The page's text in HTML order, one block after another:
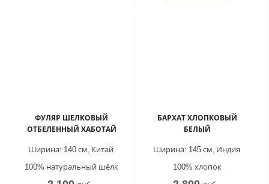
ФУЛЯР ШЕЛКОВЫЙ
ОТБЕЛЕННЫЙ ХАБОТАЙ
Китай
Ширина: 140 см,
100% натуральный шёлк
БАРХАТ ХЛОПКОВЫЙ
БЕЛЫЙ
Индия
Ширина: 145 см,
100% хлопок